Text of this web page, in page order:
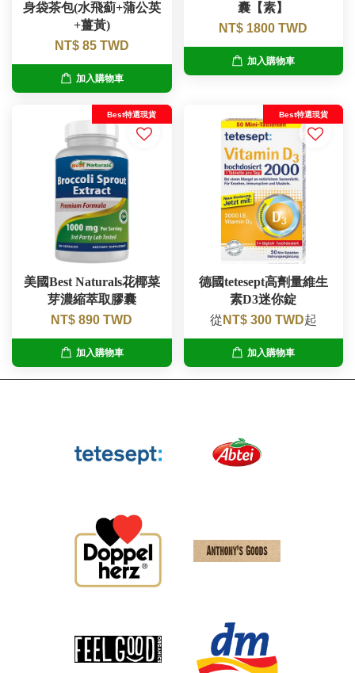
身袋茶包(水飛薊+蒲公英
+薑黃)
NT$ 85 TWD
加入購物車
囊【素】
NT$ 1800 TWD
加入購物車
Best特選現貨
美國Best Naturals花椰菜
芽濃縮萃取膠囊
NT$ 890 TWD
加入購物車
Best特選現貨
德國tetesept高劑量維生
素D3迷你錠
從 NT$ 300 TWD起
加入購物車